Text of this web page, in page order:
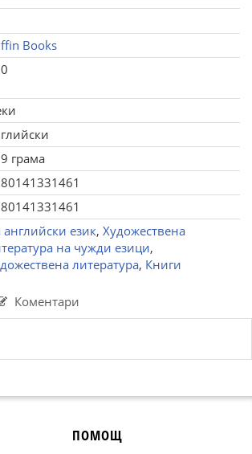
Books
грама
английски език, Художествена
на чужди езици,
литература, Книги
Коментари
ПОМОЩ